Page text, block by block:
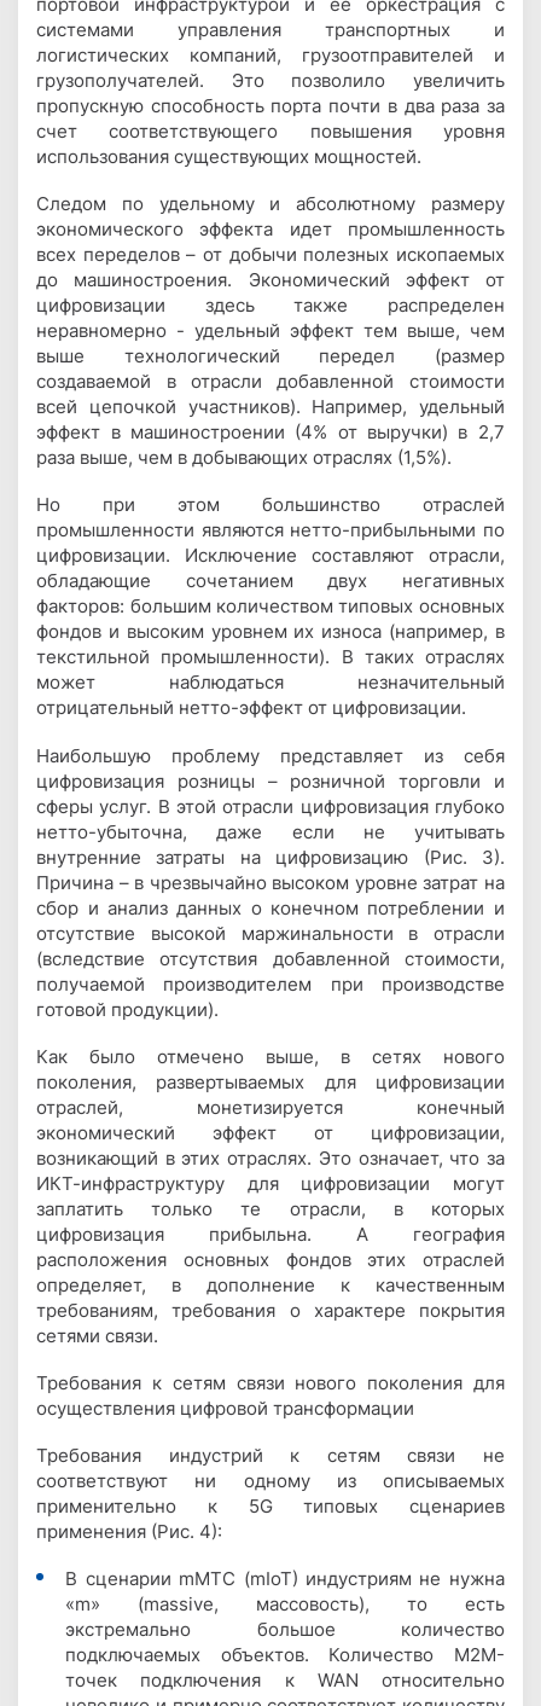
системами управления транспортных и
логистических компаний, грузоотправителей и
грузополучателей. Это позволило увеличить
пропускную способность порта почти в два раза за
счет соответствующего повышения уровня
использования существующих мощностей.
Следом по удельному и абсолютному размеру
экономического эффекта идет промышленность
всех переделов – от добычи полезных ископаемых
до машиностроения. Экономический эффект от
цифровизации здесь также распределен
неравномерно - удельный эффект тем выше, чем
выше технологический передел (размер
создаваемой в отрасли добавленной стоимости
всей цепочкой участников). Например, удельный
эффект в машиностроении (4% от выручки) в 2,7
раза выше, чем в добывающих отраслях (1,5%).
Но при этом большинство отраслей
промышленности являются нетто-прибыльными по
цифровизации. Исключение составляют отрасли,
обладающие сочетанием двух негативных
факторов: большим количеством типовых основных
фондов и высоким уровнем их износа (например, в
текстильной промышленности). В таких отраслях
может наблюдаться незначительный
отрицательный нетто-эффект от цифровизации.
Наибольшую проблему представляет из себя
цифровизация розницы – розничной торговли и
сферы услуг. В этой отрасли цифровизация глубоко
нетто-убыточна, даже если не учитывать
внутренние затраты на цифровизацию (Рис. 3).
Причина – в чрезвычайно высоком уровне затрат на
сбор и анализ данных о конечном потреблении и
отсутствие высокой маржинальности в отрасли
(вследствие отсутствия добавленной стоимости,
получаемой производителем при производстве
готовой продукции).
Как было отмечено выше, в сетях нового
поколения, развертываемых для цифровизации
отраслей, монетизируется конечный
экономический эффект от цифровизации,
возникающий в этих отраслях. Это означает, что за
ИКТ-инфраструктуру для цифровизации могут
заплатить только те отрасли, в которых
цифровизация прибыльна. А география
расположения основных фондов этих отраслей
определяет, в дополнение к качественным
требованиям, требования о характере покрытия
сетями связи.
Требования к сетям связи нового поколения для
осуществления цифровой трансформации
Требования индустрий к сетям связи не
соответствуют ни одному из описываемых
применительно к 5G типовых сценариев
применения (Рис. 4):
В сценарии mMTC (mIoT) индустриям не нужна
«m» (massive, массовость), то есть
экстремально большое количество
подключаемых объектов. Количество M2M-
точек подключения к WAN относительно